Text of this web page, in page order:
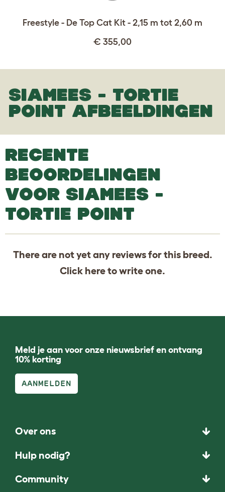
Freestyle - De Top Cat Kit - 2,15 m tot 2,60 m
€ 355,00
SIAMEES - TORTIE
POINT AFBEELDINGEN
RECENTE
BEOORDELINGEN
VOOR SIAMEES -
TORTIE POINT
There are not yet any reviews for this breed.
Click hereto write one.
Meld je aan voor onze nieuwsbrief en ontvang
10% korting
AANMELDEN
Over ons
Hulp nodig?
Community